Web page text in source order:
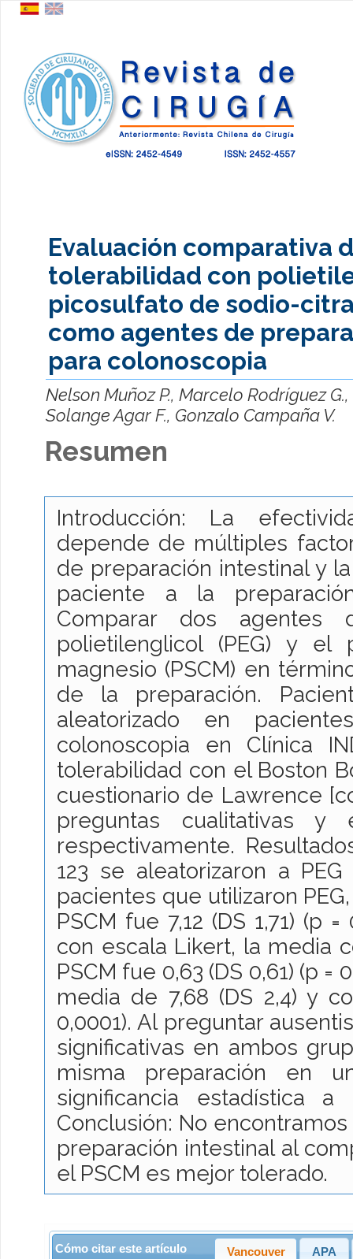
Evaluación comparativa
tolerabilidad con
picosulfato de sodio-
como agentes de
para colonoscopia
Nelson Muñoz P., Marcelo Rodríguez
Solange Agar F., Gonzalo Campaña V.
Resumen
Introducción: La
depende de múltiples
de preparación intestinal y
paciente a la
Comparar dos agentes
polietilenglicol (PEG) y el
magnesio (PSCM) en
de la preparación.
aleatorizado en
colonoscopia en Clínica
tolerabilidad con el Boston
cuestionario de Lawrence
preguntas cualitativas y
respectivamente.
123 se aleatorizaron a
pacientes que utilizaron
PSCM fue 7,12 (DS 1,71) (p
con escala Likert, la media
PSCM fue 0,63 (DS 0,61) (p =
media de 7,68 (DS 2,4) y
0,0001). Al preguntar
significativas en ambos
misma preparación en
significancia estadística
Conclusión: No
preparación intestinal al
el PSCM es mejor tolerado.
Cómo citar este artículo Vancouver APA